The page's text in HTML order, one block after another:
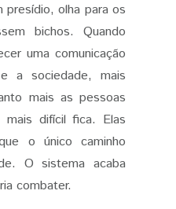
presídio, olha para os
bichos. Quando
uma comunicação
a sociedade, mais
mais as pessoas
mais difícil fica. Elas
o único caminho
O sistema acaba
combater.